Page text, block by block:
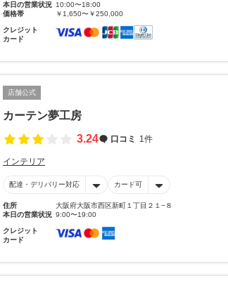
本日の営業状況 10:00〜18:00
価格帯
￥1,650〜￥250,000
クレジット
カード
店舗公式
カーテン夢工房
3.24
口コミ 1件
インテリア
配達・デリバリー対応 カード可
住所
大阪府大阪市西区新町１丁目２１−８
本日の営業状況 9:00〜19:00
クレジット
カード